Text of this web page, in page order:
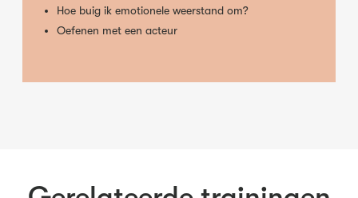
Hoe buig ik emotionele weerstand om?
Oefenen met een acteur